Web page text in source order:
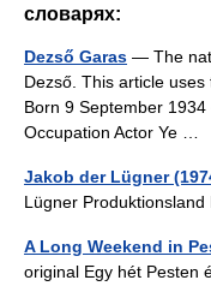
словарях:
Dezső Garas — The
Dezső. This article
Born 9 September
Occupation Actor Ye …
Jakob der Lügner
Lügner
A Long Weekend in
original Egy hét Pesten